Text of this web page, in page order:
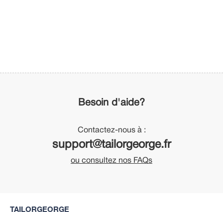
Besoin d'aide?
Contactez-nous à :
support@tailorgeorge.fr
ou consultez nos FAQs
TAILORGEORGE